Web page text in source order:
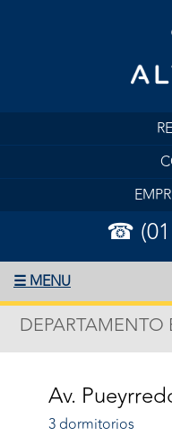
☎
☰ MENU
DEPARTAMENTO
Av.
3 dormitorios